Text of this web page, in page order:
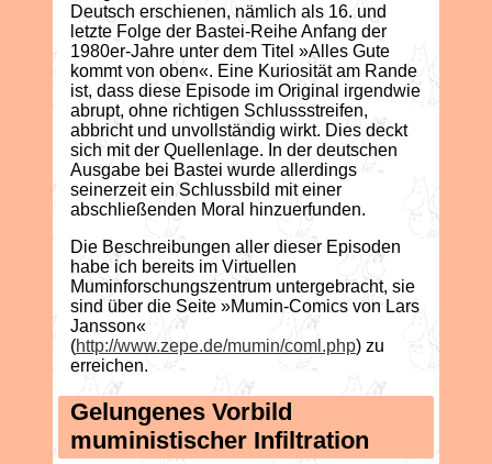
Deutsch erschienen, nämlich als 16. und
letzte Folge der Bastei-Reihe Anfang der
1980er-Jahre unter dem Titel »Alles Gute
kommt von oben«. Eine Kuriosität am Rande
ist, dass diese Episode im Original irgendwie
abrupt, ohne richtigen Schlussstreifen,
abbricht und unvollständig wirkt. Dies deckt
sich mit der Quellenlage. In der deutschen
Ausgabe bei Bastei wurde allerdings
seinerzeit ein Schlussbild mit einer
abschließenden Moral hinzuerfunden.
Die Beschreibungen aller dieser Episoden
habe ich bereits im Virtuellen
Muminforschungszentrum untergebracht, sie
sind über die Seite »Mumin-Comics von Lars
Jansson«
(http://www.zepe.de/mumin/coml.php) zu
erreichen.
Gelungenes Vorbild
muministischer Infiltration